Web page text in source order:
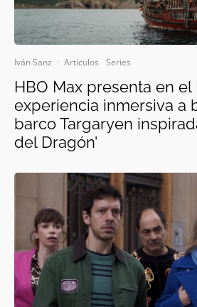
Iván Sanz · Artículos Series
HBO Max presenta en el
experiencia inmersiva a
barco Targaryen
del Dragón’